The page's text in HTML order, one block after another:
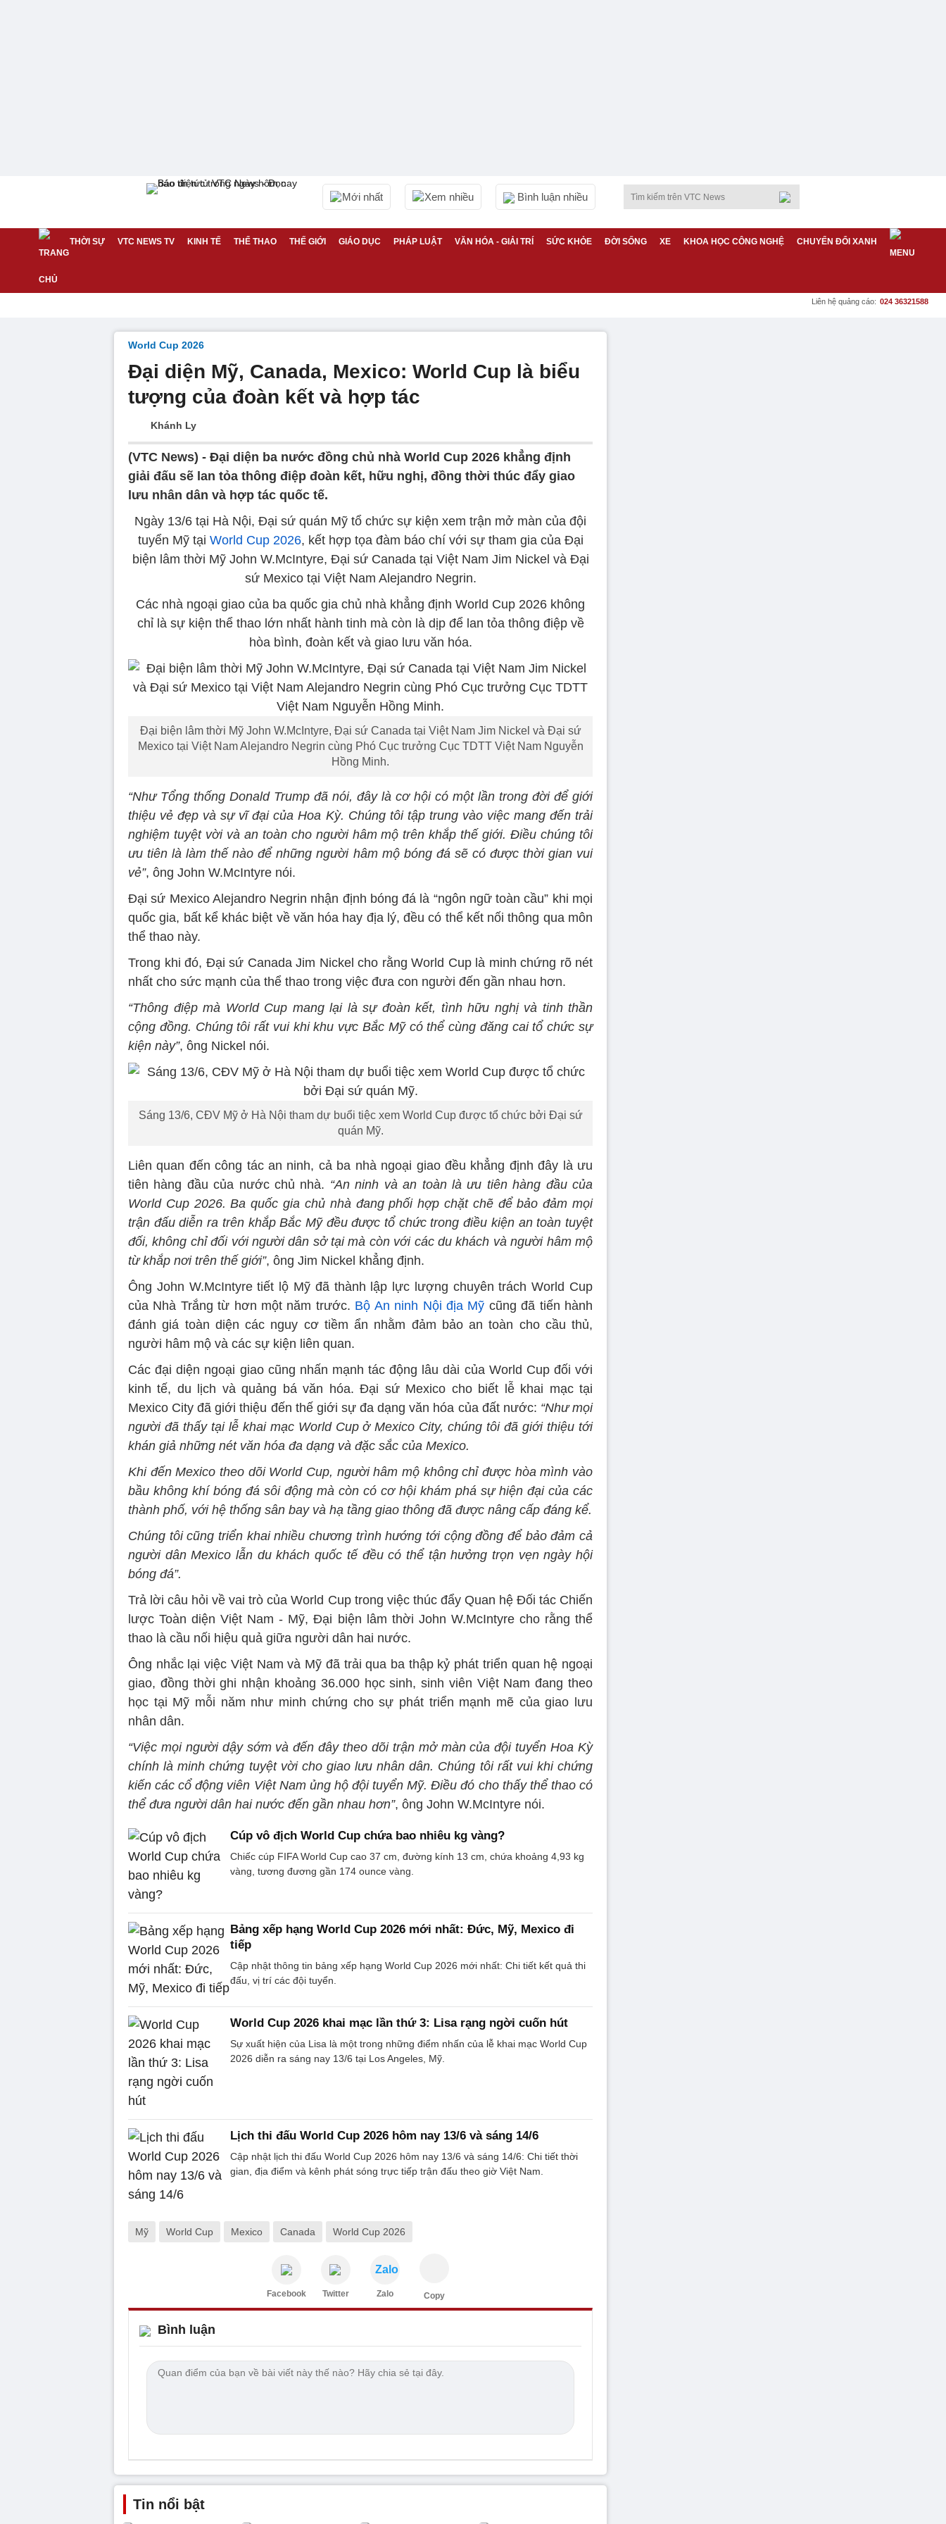
Mới nhất Xem nhiều Bình luận nhiều
THỜI SỰ VTC NEWS TV KINH TẾ THỂ THAO THẾ GIỚI GIÁO DỤC PHÁP LUẬT VĂN HÓA - GIẢI TRÍ SỨC KHỎE ĐỜI SỐNG XE KHOA HỌC CÔNG NGHỆ CHUYỂN ĐỔI XANH
Liên hệ quảng cáo: 024 36321588
World Cup 2026
Đại diện Mỹ, Canada, Mexico: World Cup là biểu
tượng của đoàn kết và hợp tác
Khánh Ly
(VTC News) - Đại diện ba nước đồng chủ nhà World Cup 2026 khẳng định
giải đấu sẽ lan tỏa thông điệp đoàn kết, hữu nghị, đồng thời thúc đẩy giao
lưu nhân dân và hợp tác quốc tế.
Ngày 13/6 tại Hà Nội, Đại sứ quán Mỹ tổ chức sự kiện xem trận mở màn của đội
tuyển Mỹ tại World Cup 2026, kết hợp tọa đàm báo chí với sự tham gia của Đại
biện lâm thời Mỹ John W.McIntyre, Đại sứ Canada tại Việt Nam Jim Nickel và Đại
sứ Mexico tại Việt Nam Alejandro Negrin.
Các nhà ngoại giao của ba quốc gia chủ nhà khẳng định World Cup 2026 không
chỉ là sự kiện thể thao lớn nhất hành tinh mà còn là dịp để lan tỏa thông điệp về
hòa bình, đoàn kết và giao lưu văn hóa.
Đại biện lâm thời Mỹ John W.McIntyre, Đại sứ Canada tại Việt Nam Jim Nickel và Đại sứ
Mexico tại Việt Nam Alejandro Negrin cùng Phó Cục trưởng Cục TDTT Việt Nam Nguyễn
Hồng Minh.
“Như Tổng thống Donald Trump đã nói, đây là cơ hội có một lần trong đời để giới
thiệu vẻ đẹp và sự vĩ đại của Hoa Kỳ. Chúng tôi tập trung vào việc mang đến trải
nghiệm tuyệt vời và an toàn cho người hâm mộ trên khắp thế giới. Điều chúng tôi
ưu tiên là làm thế nào để những người hâm mộ bóng đá sẽ có được thời gian vui
vẻ”, ông John W.McIntyre nói.
Đại sứ Mexico Alejandro Negrin nhận định bóng đá là “ngôn ngữ toàn cầu” khi mọi
quốc gia, bất kể khác biệt về văn hóa hay địa lý, đều có thể kết nối thông qua môn
thể thao này.
Trong khi đó, Đại sứ Canada Jim Nickel cho rằng World Cup là minh chứng rõ nét
nhất cho sức mạnh của thể thao trong việc đưa con người đến gần nhau hơn.
“Thông điệp mà World Cup mang lại là sự đoàn kết, tình hữu nghị và tinh thần
cộng đồng. Chúng tôi rất vui khi khu vực Bắc Mỹ có thể cùng đăng cai tổ chức sự
kiện này”, ông Nickel nói.
Sáng 13/6, CĐV Mỹ ở Hà Nội tham dự buổi tiệc xem World Cup được tổ chức bởi Đại sứ
quán Mỹ.
Liên quan đến công tác an ninh, cả ba nhà ngoại giao đều khẳng định đây là ưu
tiên hàng đầu của nước chủ nhà. “An ninh và an toàn là ưu tiên hàng đầu của
World Cup 2026. Ba quốc gia chủ nhà đang phối hợp chặt chẽ để bảo đảm mọi
trận đấu diễn ra trên khắp Bắc Mỹ đều được tổ chức trong điều kiện an toàn tuyệt
đối, không chỉ đối với người dân sở tại mà còn với các du khách và người hâm mộ
từ khắp nơi trên thế giới”, ông Jim Nickel khẳng định.
Ông John W.McIntyre tiết lộ Mỹ đã thành lập lực lượng chuyên trách World Cup
của Nhà Trắng từ hơn một năm trước. Bộ An ninh Nội địa Mỹ cũng đã tiến hành
đánh giá toàn diện các nguy cơ tiềm ẩn nhằm đảm bảo an toàn cho cầu thủ,
người hâm mộ và các sự kiện liên quan.
Các đại diện ngoại giao cũng nhấn mạnh tác động lâu dài của World Cup đối với
kinh tế, du lịch và quảng bá văn hóa. Đại sứ Mexico cho biết lễ khai mạc tại
Mexico City đã giới thiệu đến thế giới sự đa dạng văn hóa của đất nước: “Như mọi
người đã thấy tại lễ khai mạc World Cup ở Mexico City, chúng tôi đã giới thiệu tới
khán giả những nét văn hóa đa dạng và đặc sắc của Mexico.
Khi đến Mexico theo dõi World Cup, người hâm mộ không chỉ được hòa mình vào
bầu không khí bóng đá sôi động mà còn có cơ hội khám phá sự hiện đại của các
thành phố, với hệ thống sân bay và hạ tầng giao thông đã được nâng cấp đáng kể.
Chúng tôi cũng triển khai nhiều chương trình hướng tới cộng đồng để bảo đảm cả
người dân Mexico lẫn du khách quốc tế đều có thể tận hưởng trọn vẹn ngày hội
bóng đá”.
Trả lời câu hỏi về vai trò của World Cup trong việc thúc đẩy Quan hệ Đối tác Chiến
lược Toàn diện Việt Nam - Mỹ, Đại biện lâm thời John W.McIntyre cho rằng thể
thao là cầu nối hiệu quả giữa người dân hai nước.
Ông nhắc lại việc Việt Nam và Mỹ đã trải qua ba thập kỷ phát triển quan hệ ngoại
giao, đồng thời ghi nhận khoảng 36.000 học sinh, sinh viên Việt Nam đang theo
học tại Mỹ mỗi năm như minh chứng cho sự phát triển mạnh mẽ của giao lưu
nhân dân.
“Việc mọi người dậy sớm và đến đây theo dõi trận mở màn của đội tuyển Hoa Kỳ
chính là minh chứng tuyệt vời cho giao lưu nhân dân. Chúng tôi rất vui khi chứng
kiến các cổ động viên Việt Nam ủng hộ đội tuyển Mỹ. Điều đó cho thấy thể thao có
thể đưa người dân hai nước đến gần nhau hơn”, ông John W.McIntyre nói.
Cúp vô địch World Cup chứa bao nhiêu kg vàng?
Chiếc cúp FIFA World Cup cao 37 cm, đường kính 13 cm, chứa khoảng 4,93 kg
vàng, tương đương gần 174 ounce vàng.
Bảng xếp hạng World Cup 2026 mới nhất: Đức, Mỹ, Mexico đi
tiếp
Cập nhật thông tin bảng xếp hạng World Cup 2026 mới nhất: Chi tiết kết quả thi
đấu, vị trí các đội tuyển.
World Cup 2026 khai mạc lần thứ 3: Lisa rạng ngời cuốn hút
Sự xuất hiện của Lisa là một trong những điểm nhấn của lễ khai mạc World Cup
2026 diễn ra sáng nay 13/6 tại Los Angeles, Mỹ.
Lịch thi đấu World Cup 2026 hôm nay 13/6 và sáng 14/6
Cập nhật lịch thi đấu World Cup 2026 hôm nay 13/6 và sáng 14/6: Chi tiết thời
gian, địa điểm và kênh phát sóng trực tiếp trận đấu theo giờ Việt Nam.
Mỹ World Cup Mexico Canada World Cup 2026
Facebook Twitter
Zalo
Zalo Copy
Bình luận
Tin nổi bật